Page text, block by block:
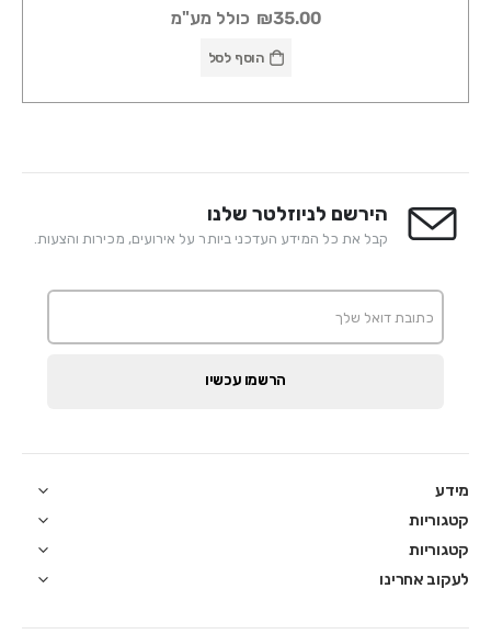
₪35.00 כולל מע"מ
הוסף לסל
הירשם לניוזלטר שלנו
קבל את כל המידע העדכני ביותר על אירועים, מכירות והצעות.
הרשמו עכשיו
מידע
קטגוריות
קטגוריות
לעקוב אחרינו